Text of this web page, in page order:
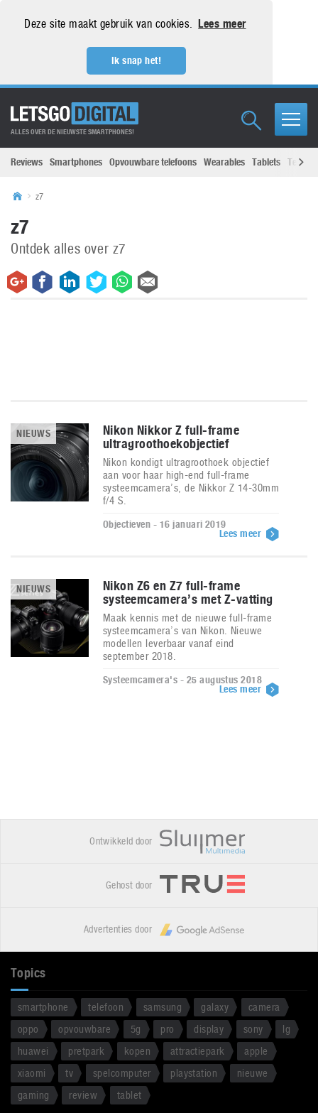
Deze site maakt gebruik van cookies. Lees meer
Ik snap het!
ALLES OVER DE NIEUWSTE SMARTPHONES!
Reviews Smartphones Opvouwbare telefoons Wearables Tablets
z7
z7
Ontdek alles over z7
NIEUWS
Nikon Nikkor Z full-frame
ultragroothoekobjectief
Nikon kondigt ultragroothoek objectief
aan voor haar high-end full-frame
systeemcamera’s, de Nikkor Z 14-30mm
f/4 S.
Objectieven - 16 januari 2019
Lees meer
NIEUWS
Nikon Z6 en Z7 full-frame
systeemcamera’s met Z-vatting
Maak kennis met de nieuwe full-frame
systeemcamera’s van Nikon. Nieuwe
modellen leverbaar vanaf eind
september 2018.
Systeemcamera's - 25 augustus 2018
Lees meer
Ontwikkeld door
Gehost door
Advertenties door
Topics
smartphone telefoon samsung galaxy
camera
oppo
opvouwbare 5g pro display sony
lg
huawei
pretpark kopen attractiepark
apple
xiaomi
tv spelcomputer playstation
nieuwe
gaming
review tablet